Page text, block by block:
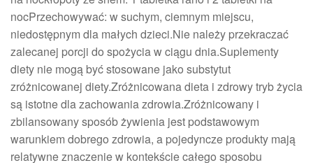
nocPrzechowywać: w suchym, ciemnym miejscu,
niedostępnym dla małych dzieci.Nie należy przekraczać
zalecanej porcji do spożycia w ciągu dnia.Suplementy
diety nie mogą być stosowane jako substytut
zróżnicowanej diety.Zróżnicowana dieta i zdrowy tryb życia
są istotne dla zachowania zdrowia.Zróżnicowany i
zbilansowany sposób żywienia jest podstawowym
warunkiem dobrego zdrowia, a pojedyncze produkty mają
relatywne znaczenie w kontekście całego sposobu